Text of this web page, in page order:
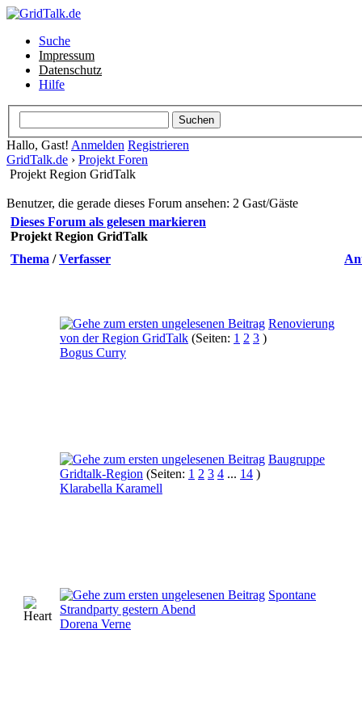
Suche
Impressum
Datenschutz
Hilfe
Hallo, Gast! Anmelden Registrieren
GridTalk.de › Projekt Foren
Projekt Region GridTalk
Benutzer, die gerade dieses Forum ansehen: 2 Gast/Gäste
Dieses Forum als gelesen markieren
Projekt Region GridTalk
Thema /Verfasser
Renovierung
von der Region GridTalk (Seiten: 1 2 3 )
Bogus Curry
Baugruppe
Gridtalk-Region (Seiten: 1 2 3 4 ... 14 )
Klarabella Karamell
Spontane
Strandparty gestern Abend
Dorena Verne